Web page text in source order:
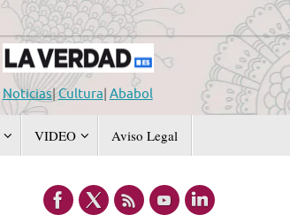
Noticias|Cultura| Ababol
VIDEO Aviso Legal